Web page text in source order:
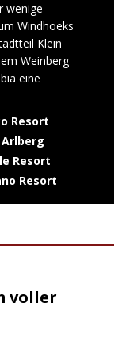
wenige
Windhoeks
Klein
Weinberg
eine
Resort
Resort
Resort
voller